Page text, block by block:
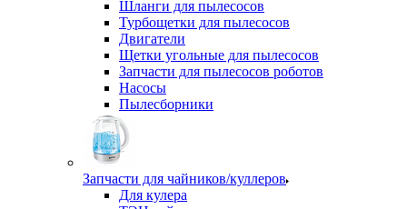
Шланги для пылесосов
Турбощетки для пылесосов
Двигатели
Щетки угольные для пылесосов
Запчасти для пылесосов роботов
Насосы
Пылесборники
Запчасти для чайников/куллеров
Для кулера